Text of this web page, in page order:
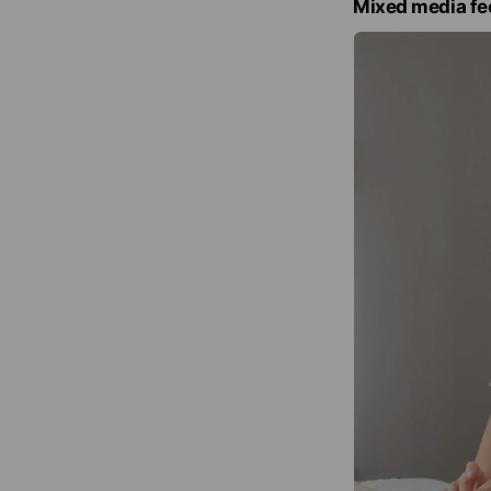
Mixed media